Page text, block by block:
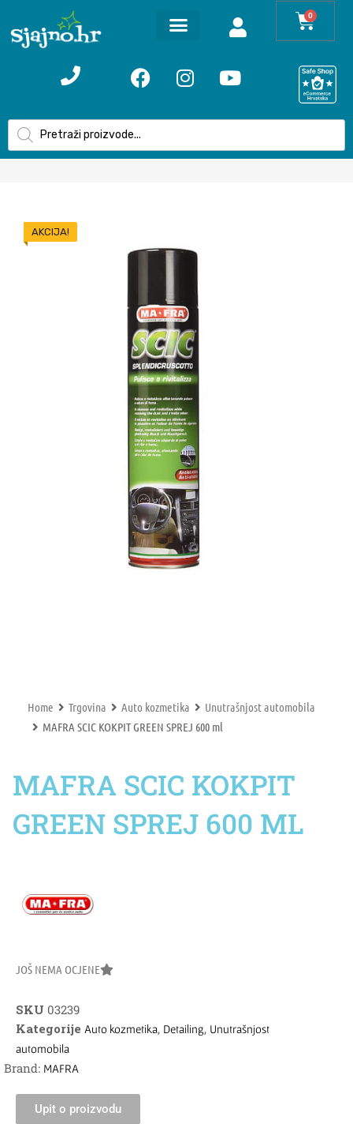
0
Home Trgovina Auto kozmetika
Unutrašnjost automobila
MAFRA SCIC KOKPIT GREEN SPREJ 600 ml
MAFRA SCIC KOKPIT
GREEN SPREJ 600 ML
JOŠ NEMA OCJENE
SKU 03239
Kategorije Auto kozmetika, Detailing, Unutrašnjost
automobila
Brand: MAFRA
Upit o proizvodu
AKCIJA!